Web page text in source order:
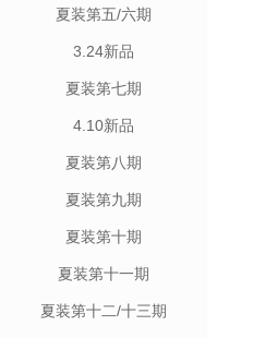
夏装第五/六期
3.24新品
夏装第七期
4.10新品
夏装第八期
夏装第九期
夏装第十期
夏装第十一期
夏装第十二/十三期